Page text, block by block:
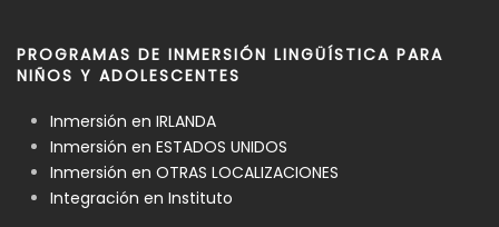
PROGRAMAS DE INMERSIÓN LINGÜÍSTICA PARA
NIÑOS Y ADOLESCENTES
Inmersión en IRLANDA
Inmersión en ESTADOS UNIDOS
Inmersión en OTRAS LOCALIZACIONES
Integración en Instituto